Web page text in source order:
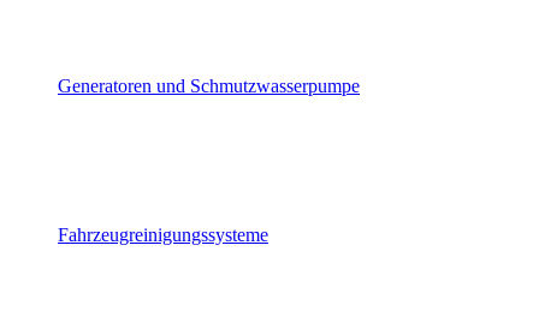
Generatoren und Schmutzwasserpumpe
Fahrzeugreinigungssysteme